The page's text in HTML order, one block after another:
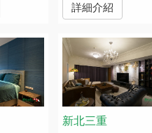
詳細介紹
新北三重